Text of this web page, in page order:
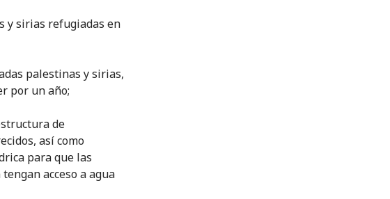
y sirias refugiadas en
palestinas y sirias,
por un año;
de
así como
para que las
acceso a agua